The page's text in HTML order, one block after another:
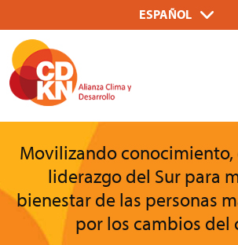
al
contenido
principal
your
language
ESPAÑOL
Dummy
Input
Movilizando
liderazgo del Sur para
bienestar de las personas
por los cambios del